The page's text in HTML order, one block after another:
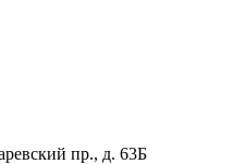
пр., д. 63Б